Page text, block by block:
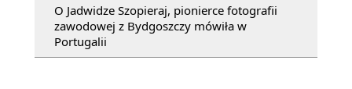
O Jadwidze Szopieraj, pionierce fotografii
zawodowej z Bydgoszczy mówiła w
Portugalii